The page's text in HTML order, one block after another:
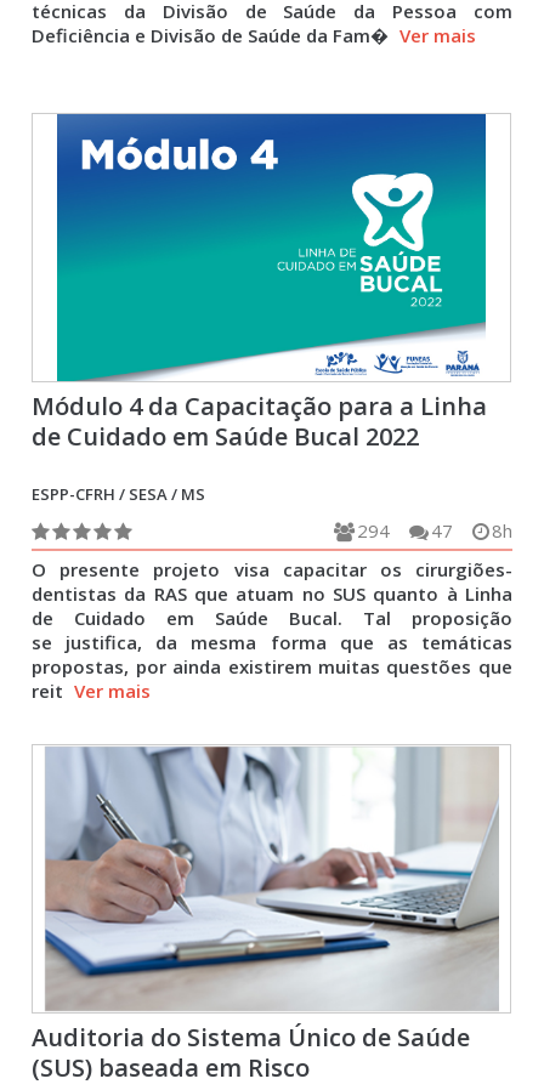
técnicas da Divisão de Saúde da Pessoa com
Deficiência e Divisão de Saúde da Fam� Ver mais
Módulo 4 da Capacitação para a Linha
de Cuidado em Saúde Bucal 2022
ESPP-CFRH / SESA / MS
8h
47
294
O presente projeto visa capacitar os cirurgiões-
dentistas da RAS que atuam no SUS quanto à Linha
de Cuidado em Saúde Bucal. Tal proposição
se justifica, da mesma forma que as temáticas
propostas, por ainda existirem muitas questões que
reit Ver mais
Auditoria do Sistema Único de Saúde
(SUS) baseada em Risco